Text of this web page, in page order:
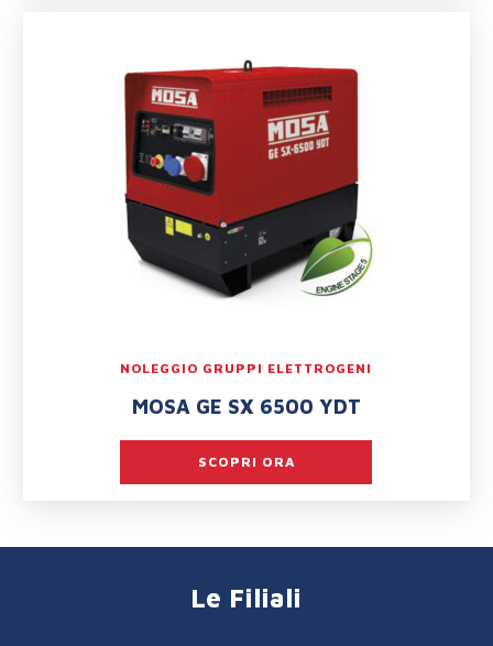
NOLEGGIO GRUPPI ELETTROGENI
MOSA GE SX 6500 YDT
SCOPRI ORA
Le Filiali